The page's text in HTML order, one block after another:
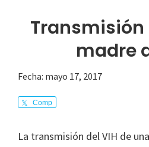
Guardia
información
que
sobre
enfermedad
Transmisión
madre
Fecha: mayo 17, 2017
Comp
La transmisión del VIH de